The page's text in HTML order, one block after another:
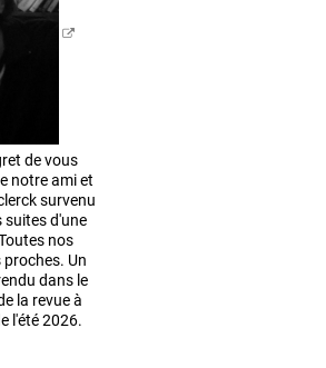
de vous
notre ami et
survenu
suites d'une
nos
proches. Un
dans le
la revue à
l'été 2026.